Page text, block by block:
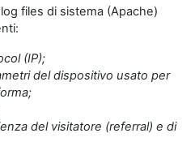
files di sistema (Apache)
(IP);
del dispositivo usato per
del visitatore (referral) e di